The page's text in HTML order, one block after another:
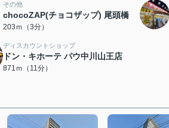
その他
chocoZAP(チョコザップ) 尾頭橋
203ｍ（3分）
ディスカウントショップ
ドン・キホーテ パウ中川山王店
871ｍ（11分）